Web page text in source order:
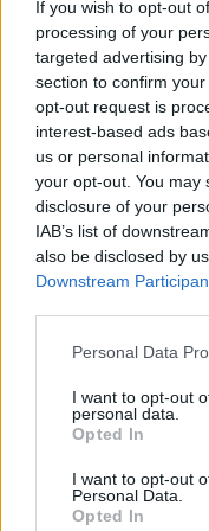
If you wish to opt-out
processing of your
targeted advertising
section to confirm
opt-out request is
interest-based ads
us or personal
your opt-out. You may
disclosure of your
IAB’s list of
also be disclosed by
Downstream
Personal Data
I want to opt-out
personal data.
Opted In
I want to opt-out
Personal Data.
Opted In
Dále čtěte |
Online diskuse
Redakce Ekolistu vítá